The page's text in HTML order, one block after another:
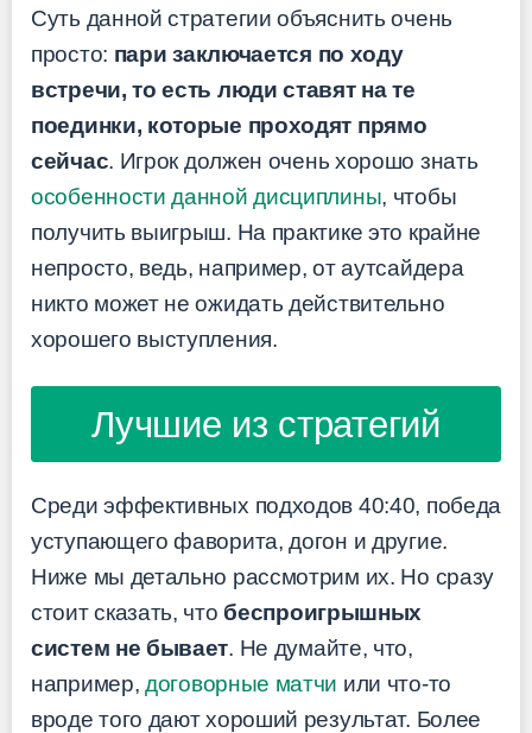
Суть данной стратегии объяснить очень
просто: пари заключается по ходу
встречи, то есть люди ставят на те
поединки, которые проходят прямо
сейчас. Игрок должен очень хорошо знать
особенности данной дисциплины, чтобы
получить выигрыш. На практике это крайне
непросто, ведь, например, от аутсайдера
никто может не ожидать действительно
хорошего выступления.
Лучшие из стратегий
Среди эффективных подходов 40:40, победа
уступающего фаворита, догон и другие.
Ниже мы детально рассмотрим их. Но сразу
стоит сказать, чтобеспроигрышных
систем не бывает. Не думайте, что,
например, договорные матчи или что-то
вроде того дают хороший результат. Более